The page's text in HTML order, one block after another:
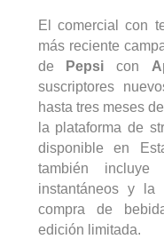
El comercial con
más reciente
de
Pepsi con
suscriptores
hasta tres meses
la plataforma de
disponible en
también
instantáneos y la
compra de
edición limitada.